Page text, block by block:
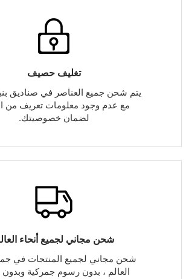
تغليف حصيف
يتم شحن جميع العناصر في صناديق
مع عدم وجود معلومات تعريف من
لضمان خصوصيتك.
شحن مجاني لجميع أنحاء
شحن مجاني لجميع المنتجات في
العالم ، بدون رسوم جمركية